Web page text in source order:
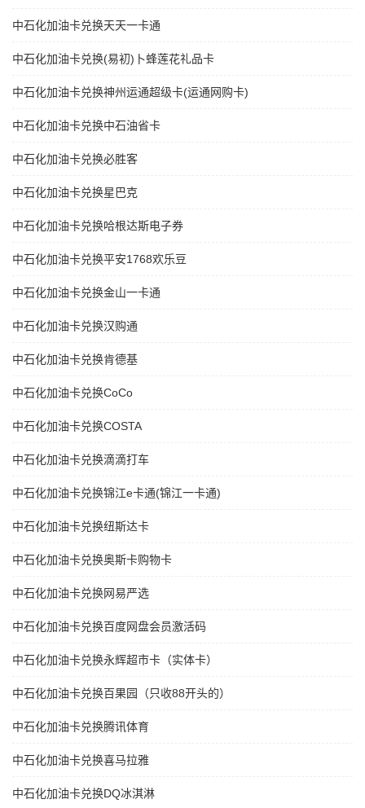
中石化加油卡兑换天天一卡通
中石化加油卡兑换(易初)卜蜂莲花礼品卡
中石化加油卡兑换神州运通超级卡(运通网购卡)
中石化加油卡兑换中石油省卡
中石化加油卡兑换必胜客
中石化加油卡兑换星巴克
中石化加油卡兑换哈根达斯电子券
中石化加油卡兑换平安1768欢乐豆
中石化加油卡兑换金山一卡通
中石化加油卡兑换汉购通
中石化加油卡兑换肯德基
中石化加油卡兑换CoCo
中石化加油卡兑换COSTA
中石化加油卡兑换滴滴打车
中石化加油卡兑换锦江e卡通(锦江一卡通)
中石化加油卡兑换纽斯达卡
中石化加油卡兑换奥斯卡购物卡
中石化加油卡兑换网易严选
中石化加油卡兑换百度网盘会员激活码
中石化加油卡兑换永辉超市卡（实体卡）
中石化加油卡兑换百果园（只收88开头的）
中石化加油卡兑换腾讯体育
中石化加油卡兑换喜马拉雅
中石化加油卡兑换DQ冰淇淋